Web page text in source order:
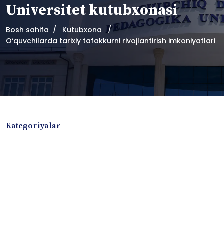
Universitet kutubxonasi
Bosh sahifa
Kutubxona
O‘quvchilarda tarixiy tafakkurni rivojlantirish imkoniyatlari
Kategoriyalar